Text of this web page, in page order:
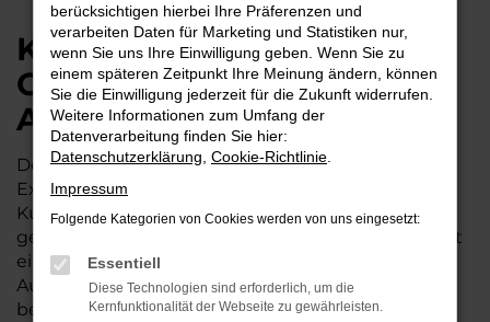
Kurze Wege nach
Ortenberg – jetzt KGM
Actyon günstig kaufen
Der KGM Actyon wird gleichermaßen von
Expertinnen und Experten wie von unserer
Kundschaft aus Ortenberg und Umgebung
geschätzt. Dieses Fahrzeug ist vielseitig und bietet
ein exzellentes Preis-Leistungs-Verhältnis. Wer im
Autohaus Lisson kauft, darf sich zudem auf einige
besondere Vorteile freuen. Unser Familienbetrieb
berücksichtigen hierbei Ihre Präferenzen und
verarbeiten Daten für Marketing und Statistiken nur,
wenn Sie uns Ihre Einwilligung geben. Wenn Sie zu
einem späteren Zeitpunkt Ihre Meinung ändern, können
Sie die Einwilligung jederzeit für die Zukunft widerrufen.
Weitere Informationen zum Umfang der
Datenverarbeitung finden Sie hier:
Datenschutzerklärung Cookie-Richtlinie
Impressum
Folgende Kategorien von Cookies werden von uns eingesetzt:
Essentiell
Diese Technologien sind erforderlich, um die
Kernfunktionalität der Webseite zu gewährleisten.